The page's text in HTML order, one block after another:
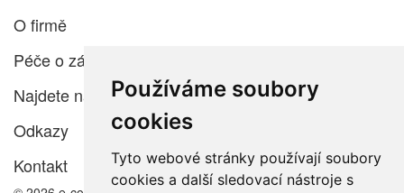
Používáme soubory
cookies
Tyto webové stránky používají soubory
cookies a další sledovací nástroje s
O firmě
Péče o zákazníka
Najdete nás
Odkazy
Kontakt